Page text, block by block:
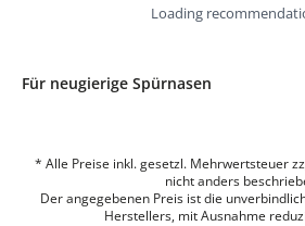
Loading
Für neugierige Spürnasen
* Alle Preise inkl. gesetzl. Mehrwertsteuer
nicht anders
Der angegebenen Preis ist die
Herstellers, mit Ausnahme